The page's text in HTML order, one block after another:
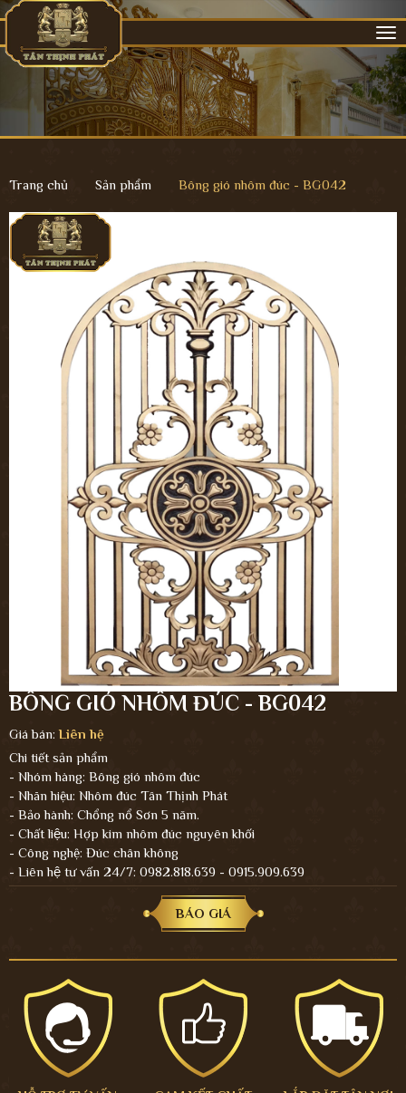
Trang chủ Sản phẩm Bông gió nhôm đúc - BG042
BÔNG GIÓ NHÔM ĐÚC - BG042
Giá bán:Liên hệ
Chi tiết sản phẩm
- Nhóm hàng: Bông gió nhôm đúc
- Nhãn hiệu: Nhôm đúc Tân Thịnh Phát
- Bảo hành: Chổng nổ Sơn 5 năm.
- Chất liệu: Hợp kim nhôm đúc nguyên khối
- Công nghệ: Đúc chân không
- Liên hệ tư vấn 24/7: 0982.818.639 - 0915.909.639
BÁO GIÁ